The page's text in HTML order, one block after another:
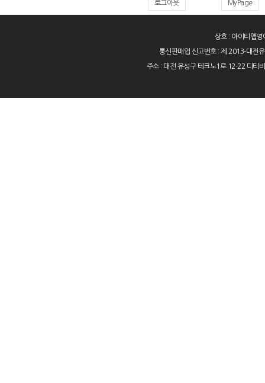
로그아웃 MyPage
상호 : 아이티맵
통신판매업 신고번호 : 제 2013-대
주소 : 대전 유성구 테크노1로 12-22 디